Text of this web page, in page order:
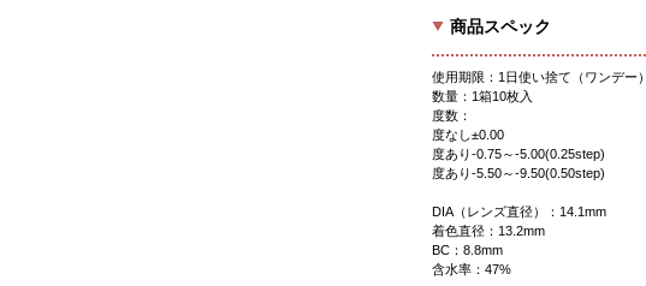
商品スペック
使用期限：1日使い捨て（ワンデー）
数量：1箱10枚入
度数：
度なし±0.00
度あり-0.75～-5.00(0.25step)
度あり-5.50～-9.50(0.50step)
DIA（レンズ直径）：14.1mm
着色直径：13.2mm
BC：8.8mm
含水率：47%